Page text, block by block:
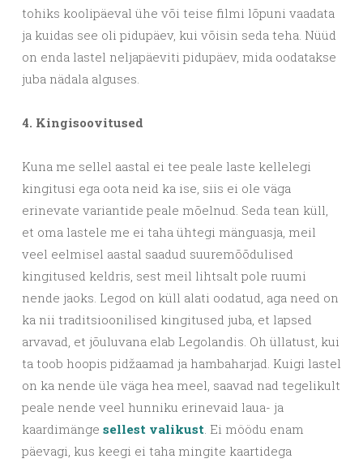
tohiks koolipäeval ühe või teise filmi lõpuni vaadata
ja kuidas see oli pidupäev, kui võisin seda teha. Nüüd
on enda lastel neljapäeviti pidupäev, mida oodatakse
juba nädala alguses.
4. Kingisoovitused
Kuna me sellel aastal ei tee peale laste kellelegi
kingitusi ega oota neid ka ise, siis ei ole väga
erinevate variantide peale mõelnud. Seda tean küll,
et oma lastele me ei taha ühtegi mänguasja, meil
veel eelmisel aastal saadud suuremõõdulised
kingitused keldris, sest meil lihtsalt pole ruumi
nende jaoks. Legod on küll alati oodatud, aga need on
ka nii traditsioonilised kingitused juba, et lapsed
arvavad, et jõuluvana elab Legolandis. Oh üllatust, kui
ta toob hoopis pidžaamad ja hambaharjad. Kuigi lastel
on ka nende üle väga hea meel, saavad nad tegelikult
peale nende veel hunniku erinevaid laua- ja
kaardimänge sellest valikust . Ei möödu enam
päevagi, kus keegi ei taha mingite kaartidega